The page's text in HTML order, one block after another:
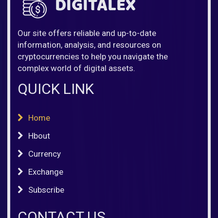
Our site offers reliable and up-to-date
information, analysis, and resources on
cryptocurrencies to help you navigate the
complex world of digital assets.
QUICK LINK
Home
Hbout
Currency
Exchange
Subscribe